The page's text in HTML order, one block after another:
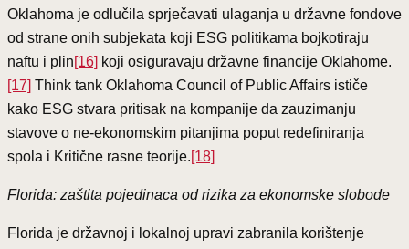
Oklahoma je odlučila sprječavati ulaganja u državne fondove
od strane onih subjekata koji ESG politikama bojkotiraju
naftu i plin[16] koji osiguravaju državne financije Oklahome.
[17] Think tank Oklahoma Council of Public Affairs ističe
kako ESG stvara pritisak na kompanije da zauzimanju
stavove o ne-ekonomskim pitanjima poput redefiniranja
spola i Kritične rasne teorije.[18]
Florida: zaštita pojedinaca od rizika za ekonomske slobode
Florida je državnoj i lokalnoj upravi zabranila korištenje